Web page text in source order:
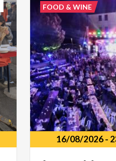
16/08/2026-
FOOD & WINE